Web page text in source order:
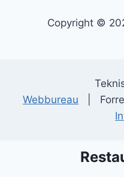
Copyright ©
Webbureau |